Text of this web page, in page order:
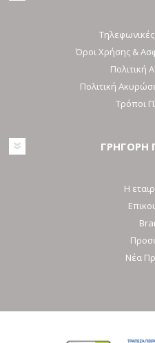
Όροι Χρήσης &
Πολιτική
Πολιτική
Τρόποι
ΓΡΗΓΟΡΗ
Η
Νέα